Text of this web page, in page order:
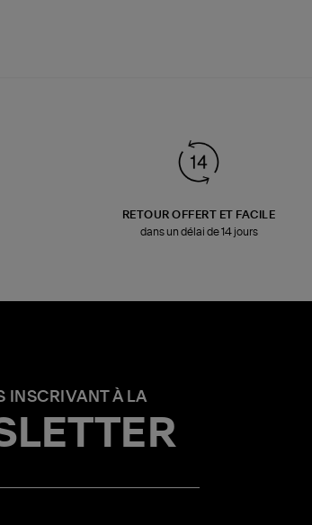
RETOUR OFFERT ET FACILE
dans un délai de 14 jours
INSCRIVANT À LA